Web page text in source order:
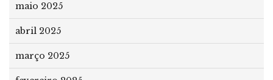
maio 2025
abril 2025
março 2025